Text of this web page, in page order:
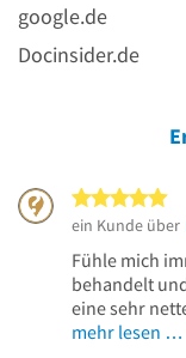
google.de
Docinsider.de
ein Kunde über
Fühle mich
behandelt
eine sehr
mehr lesen …